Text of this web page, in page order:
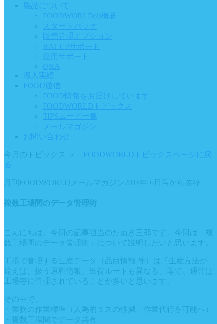
製品について
FOODWORLDの概要
スタートパック
販売管理オプション
HACCPサポート
運用サポート
Q&A
導入実績
FOOD通信
FOOD情報をお届けしています
FOODWORLDトピックス
TIPSムービー集
メールマガジン
お問い合わせ
今月のトピックス ＞
FOODWORLDトピックスページに戻
る
月刊FOODWORLDメールマガジン2018年 6月号から抜粋
複数工場間のデータ管理術
こんにちは。今回の記事担当のたぬき三郎です。今回は「複
数工場間のデータ管理術」について説明したいと思います。
工場で管理する生産データ（品目情報 等）は「生産方法が
違えば、扱う原料情報、出荷ルートも異なる」等で、通常は
工場毎に管理されていることが多いと思います。
その中で、
・業務の作業標準（人為的ミスの軽減、作業代行を可能へ）
・複数工場間でデータ共有